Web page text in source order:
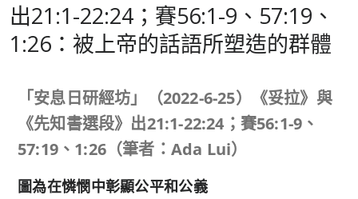
出21:1-22:24；賽56:1-9、57:19、
1:26：被上帝的話語所塑造的群體
「安息日研經坊」（2022-6-25）《妥拉》與
《先知書選段》出21:1-22:24 ；賽56:1-9 、
57:19 、 1:26 （筆者： Ada Lui）
圖為在憐憫中彰顯公平和公義